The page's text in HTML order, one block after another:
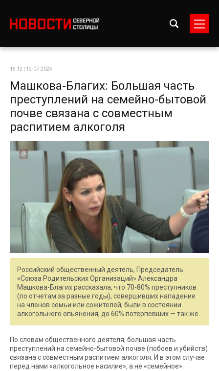
15:12 | 12-07-2024
Машкова-Благих: Большая часть
преступлений на семейно-бытовой
почве связана с совместным
распитием алкоголя
Российский общественный деятель, Председатель
«Союза Родительских Организаций» Александра
Машкова-Благих рассказала, что 70-80% преступников
(по отчетам за разные годы), совершивших нападение
на членов семьи или сожителей, были в состоянии
алкогольного опьянения, до 60% потерпевших — так же.
По словам общественного деятеля, большая часть
преступлений на семейно-бытовой почве (побоев и убийств)
связана с совместным распитием алкоголя. И в этом случае
перед нами «алкогольное насилие», а не «семейное».